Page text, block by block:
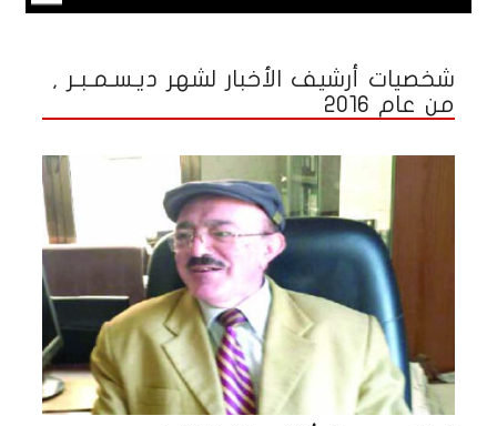
شخصيات أرشيف الأخبار لشهر ديـسـمـبـر ,
من عام 2016